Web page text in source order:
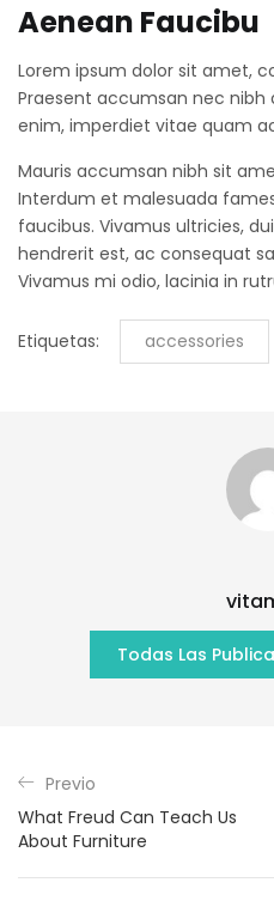
Aenean Faucibu
Lorem ipsum dolor sit amet,
Praesent accumsan nec
enim, imperdiet vitae quam
Mauris accumsan nibh sit
Interdum et malesuada
faucibus. Vivamus ultricies,
hendrerit est, ac consequat
Vivamus mi odio, lacinia in
Etiquetas: accessories
Todas Las
Previo
What Freud Can Teach Us
About Furniture